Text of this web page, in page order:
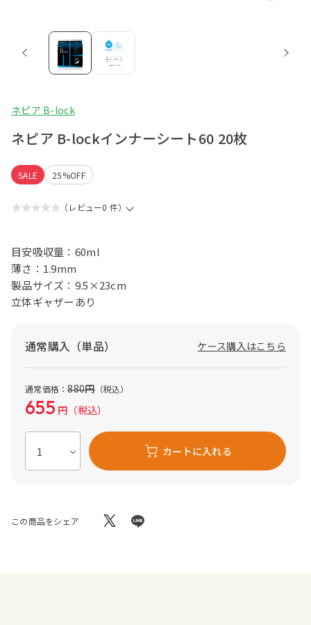
ネピア B-lock
ネピア B-lockインナーシート60 20枚
SALE 25%OFF
★★★★★ （レビュー0 件）
目安吸収量：60ml
薄さ：1.9mm
製品サイズ：9.5×23cm
立体ギャザーあり
通常購入（単品） ケース購入はこちら
通常価格：880円（税込）
655 円 （税込）
カートに入れる
この商品をシェア